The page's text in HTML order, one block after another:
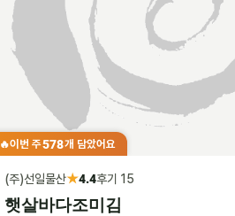
🔥이번 주578개 담았어요
(주)선일물산★4.4후기 15
햇살바다조미김